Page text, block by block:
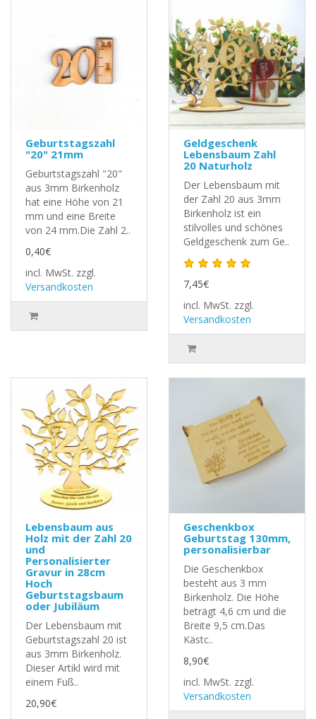
Geburtstagszahl
"20" 21mm
Geburtstagszahl "20"
aus 3mm Birkenholz
hat eine Höhe von 21
mm und eine Breite
von 24 mm.Die Zahl 2..
0,40€
incl. MwSt. zzgl.
Versandkosten
Geldgeschenk
Lebensbaum Zahl
20 Naturholz
Der Lebensbaum mit
der Zahl 20 aus 3mm
Birkenholz ist ein
stilvolles und schönes
Geldgeschenk zum Ge..
7,45€
incl. MwSt. zzgl.
Versandkosten
Lebensbaum aus
Holz mit der Zahl 20
und
Personalisierter
Gravur in 28cm
Hoch
Geburtstagsbaum
oder Jubiläum
Der Lebensbaum mit
Geburtstagszahl 20 ist
aus 3mm Birkenholz.
Dieser Artikl wird mit
einem Fuß..
20,90€
Geschenkbox
Geburtstag 130mm,
personalisierbar
Die Geschenkbox
besteht aus 3 mm
Birkenholz. Die Höhe
beträgt 4,6 cm und die
Breite 9,5 cm.Das
Kästc..
8,90€
incl. MwSt. zzgl.
Versandkosten